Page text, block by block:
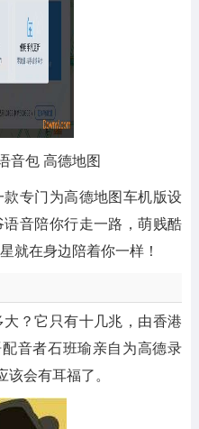
音包 高德地图
款专门为高德地图车机版设
音陪你行走一路，萌贱酷
就在身边陪着你一样！
？它只有十几兆，由香港
音者石班瑜亲自为高德录
会有耳福了。